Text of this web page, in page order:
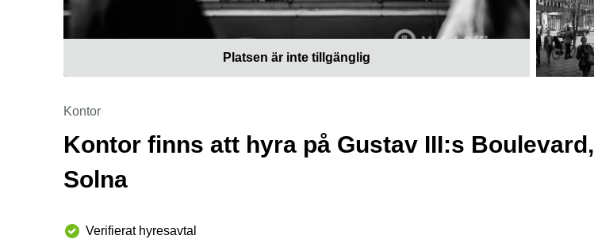
Platsen är inte tillgänglig
Kontor
Kontor finns att hyra på Gustav III:s Boulevard,
Solna
Verifierat hyresavtal